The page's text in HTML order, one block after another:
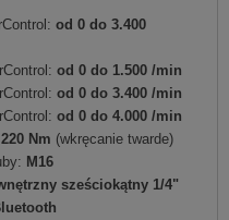
od 0 do 3.400
od 0 do 1.500 /min
od 0 do 3.400 /min
od 0 do 4.000 /min
220 Nm (wkręcanie twarde)
M16
sześciokątny 1/4"